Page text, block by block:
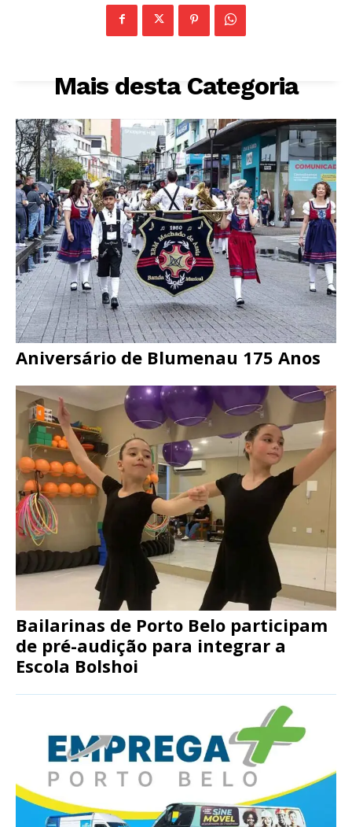
Mais desta Categoria
Aniversário de Blumenau 175 Anos
Bailarinas de Porto Belo participam
de pré-audição para integrar a
Escola Bolshoi